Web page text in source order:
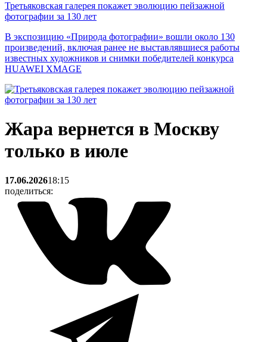
Третьяковская галерея покажет эволюцию пейзажной
фотографии за 130 лет
В экспозицию «Природа фотографии» вошли около 130
произведений, включая ранее не выставлявшиеся работы
известных художников и снимки победителей конкурса
HUAWEI XMAGE
Жара вернется в Москву
только в июле
17.06.202618:15
поделиться: